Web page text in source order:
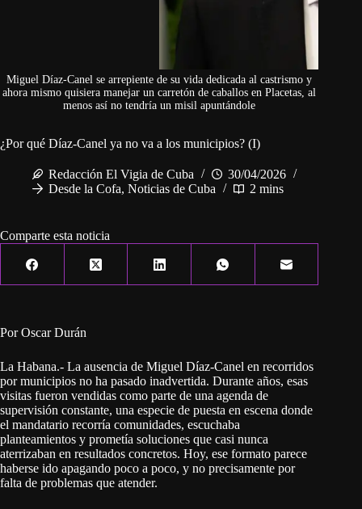
Miguel Díaz-Canel se arrepiente de su vida dedicada al castrismo y
ahora mismo quisiera manejar un carretón de caballos en Placetas, al
menos así no tendría un misil apuntándole
¿Por qué Díaz-Canel ya no va a los municipios? (I)
Redacción El Vigia de Cuba
30/04/2026
Desde la Cofa, Noticias de Cuba 2 mins
Comparte esta noticia
Por Oscar Durán
La Habana.- La ausencia de Miguel Díaz-Canel en recorridos
por municipios no ha pasado inadvertida. Durante años, esas
visitas fueron vendidas como parte de una agenda de
supervisión constante, una especie de puesta en escena donde
el mandatario recorría comunidades, escuchaba
planteamientos y prometía soluciones que casi nunca
aterrizaban en resultados concretos. Hoy, ese formato parece
haberse ido apagando poco a poco, y no precisamente por
falta de problemas que atender.